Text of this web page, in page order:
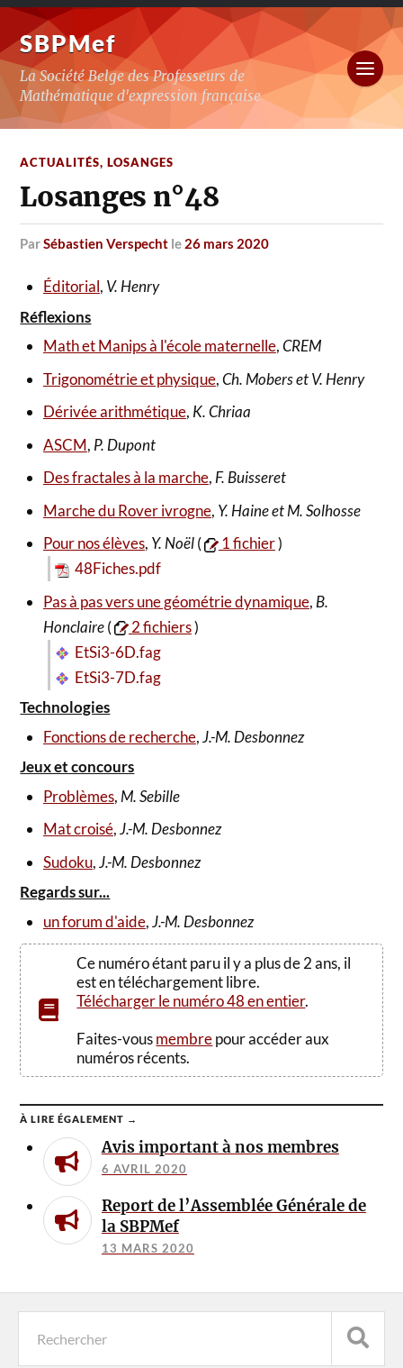
SBPMef
La Société Belge des Professeurs de
Mathématique d'expression française
ACTUALITÉS,LOSANGES
Losanges n°48
parSébastien Verspecht le 26 mars 2020
Éditorial, V. Henry
Réflexions
Math et Manips à l'école maternelle,CREM
Trigonométrie et physique,Ch. Mobers et V. Henry
Dérivée arithmétique, K. Chriaa
ASCM, P. Dupont
Des fractales à la marche, F. Buisseret
Marche du Rover ivrogne, Y. Haine et M. Solhosse
Pour nos élèves, Y. Noël( 1 fichier)
48Fiches.pdf
Pas à pas vers une géométrie dynamique, B.
Honclaire( 2 fichiers)
EtSi3-6D.fag
EtSi3-7D.fag
Technologies
Fonctions de recherche,J.-M. Desbonnez
Jeux et concours
Problèmes, M. Sebille
Mat croisé,J.-M. Desbonnez
Sudoku,J.-M. Desbonnez
Regards sur...
un forum d'aide,J.-M. Desbonnez
Ce numéro étant paru il y a plus de 2 ans, il
est en téléchargement libre.
Télécharger le numéro 48 en entier.
Faites-vousmembrepour accéder aux
numéros récents.
À LIRE ÉGALEMENT →
Avis important à nos membres
6 AVRIL 2020
Report de l’Assemblée Générale de
la SBPMef
13 MARS 2020